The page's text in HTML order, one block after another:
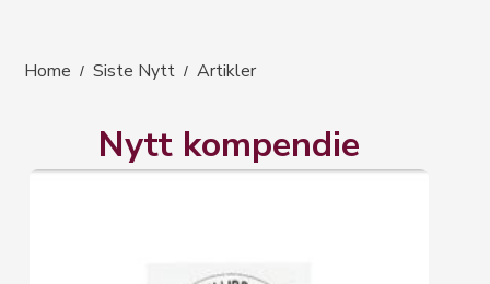
Home / Siste Nytt / Artikler
Nytt kompendie